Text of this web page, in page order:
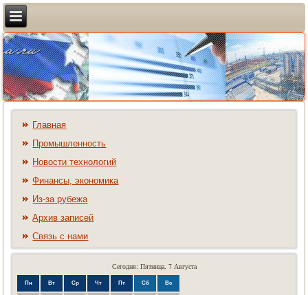
Главная
Промышленность
Новости технологий
Финансы, экономика
Из-за рубежа
Архив записей
Связь с нами
Сегодня: Пятница, 7 Августа
Пн Вт Ср Чт Пт Сб Вс